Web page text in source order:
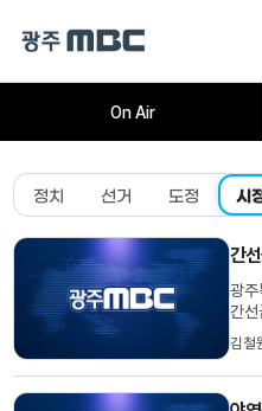
On Air
오늘의뉴스뉴스데스크
정치 선거 도정 시
간
광
간선
국가
다
주
각
김